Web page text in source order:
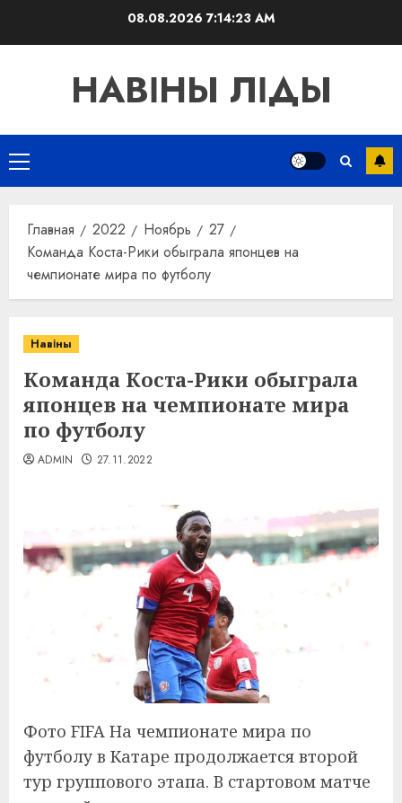
08.08.2026 7:14:24 AM
НАВІНЫ ЛІДЫ
Основное
меню
Главная 2022 Ноябрь
27
Команда Коста-Рики обыграла японцев на
чемпионате мира по футболу
Навіны
Команда Коста-Рики обыграла
японцев на чемпионате мира
по футболу
ADMIN 27.11.2022
Фото FIFA На чемпионате мира по
футболу в Катаре продолжается второй
тур группового этапа. В стартовом матче